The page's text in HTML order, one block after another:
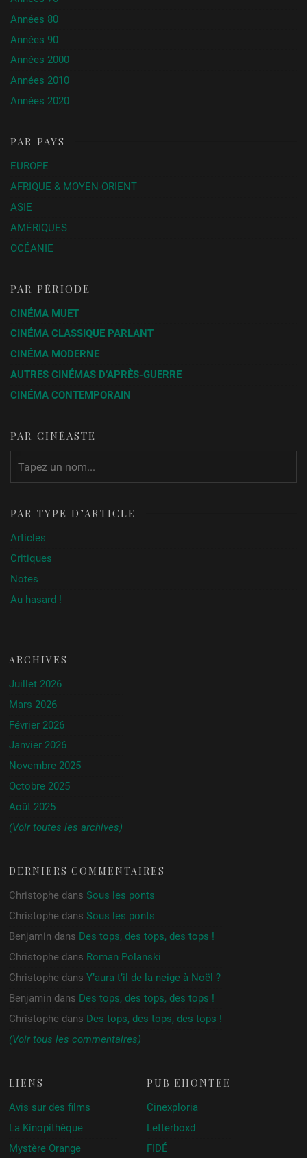
Années 80
Années 90
Années 2000
Années 2010
Années 2020
PAR PAYS
EUROPE
AFRIQUE & MOYEN-ORIENT
ASIE
AMÉRIQUES
OCÉANIE
PAR PÉRIODE
CINÉMA MUET
CINÉMA CLASSIQUE PARLANT
CINÉMA MODERNE
AUTRES CINÉMAS D’APRÈS-GUERRE
CINÉMA CONTEMPORAIN
PAR CINÉASTE
PAR TYPE D’ARTICLE
Articles
Critiques
Notes
Au hasard !
ARCHIVES
Juillet 2026
Mars 2026
Février 2026
Janvier 2026
Novembre 2025
Octobre 2025
Août 2025
(Voir toutes les archives)
DERNIERS COMMENTAIRES
Christophe dans Sous les ponts
Christophe dans Sous les ponts
Benjamin dans Des tops, des tops, des tops !
Christophe dans Roman Polanski
Christophe dans Y’aura t’il de la neige à Noël ?
Benjamin dans Des tops, des tops, des tops !
Christophe dans Des tops, des tops, des tops !
(Voir tous les commentaires)
LIENS
Avis sur des films
La Kinopithèque
Mystère Orange
PUB ÉHONTÉE
Cinexploria
Letterboxd
FIDÉ